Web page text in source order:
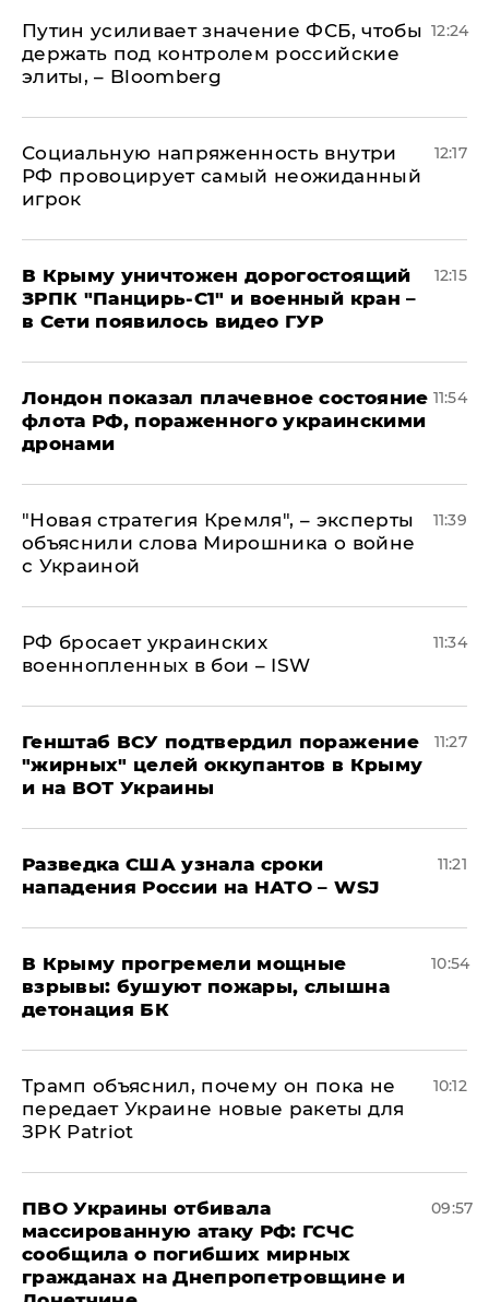
Путин усиливает значение ФСБ, чтобы
держать под контролем российские
элиты, – Bloomberg
12:24
Социальную напряженность внутри
РФ провоцирует самый неожиданный
игрок
12:17
В Крыму уничтожен дорогостоящий
ЗРПК "Панцирь-С1" и военный кран –
в Сети появилось видео ГУР
12:15
Лондон показал плачевное состояние
флота РФ, пораженного украинскими
дронами
11:54
"Новая стратегия Кремля", – эксперты
объяснили слова Мирошника о войне
с Украиной
11:39
РФ бросает украинских
военнопленных в бои – ISW
11:34
Генштаб ВСУ подтвердил поражение
"жирных" целей оккупантов в Крыму
и на ВОТ Украины
11:27
Разведка США узнала сроки
нападения России на НАТО – WSJ
11:21
В Крыму прогремели мощные
взрывы: бушуют пожары, слышна
детонация БК
10:54
Трамп объяснил, почему он пока не
передает Украине новые ракеты для
ЗРК Patriot
10:12
ПВО Украины отбивала
массированную атаку РФ: ГСЧС
сообщила о погибших мирных
гражданах на Днепропетровщине и
09:57